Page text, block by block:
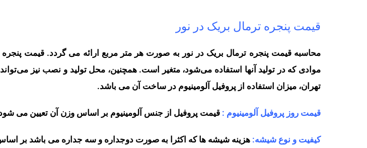
قیمت پنجره ترمال بریک در نور
محاسبه قیمت پنجره ترمال بریک در نور به صورت هر متر مربع ارائه می گردد. قیمت
موادی که در تولید آنها استفاده می‌شود، متغیر است. همچنین، محل تولید و نصب نیز می‌تواند
تهران، میزان استفاده از پروفیل آلومینیوم در ساخت آن می باشد.
قیمت روز پروفیل آلومینیوم : قیمت پروفیل از جنس آلومینیوم بر اساس وزن آن تعیین می
کیفیت و نوع شیشه: هزینه شیشه ها که اکثرا به صورت دوجداره و سه جداره می باشد بر